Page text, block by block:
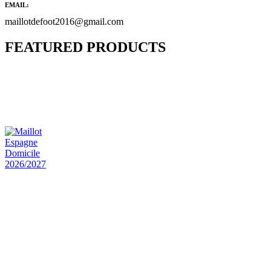
EMAIL:
maillotdefoot2016@gmail.com
FEATURED PRODUCTS